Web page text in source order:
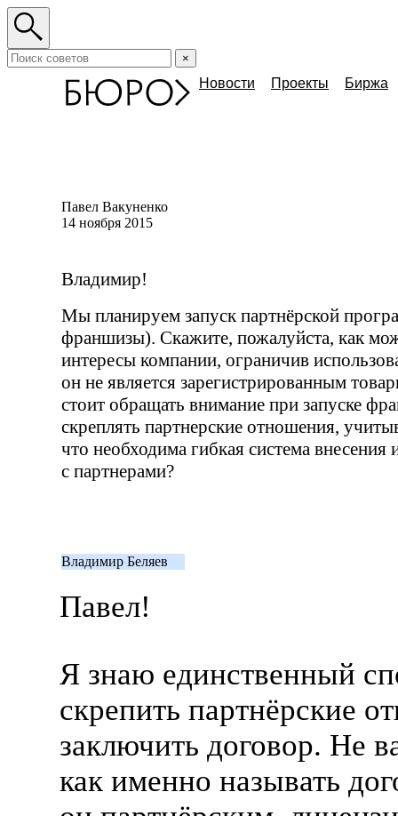
×
Новости Проекты Биржа
Павел Вакуненко
14 ноября 2015
Владимир!
Мы планируем запуск партнёрской
франшизы). Скажите, пожалуйста, как
интересы компании, ограничив
он не является зарегистрированным
стоит обращать внимание при запуске
скреплять партнерские отношения,
что необходима гибкая система внесения
с партнерами?
Владимир Беляев
Павел!
Я знаю единственный
скрепить партнёрские
заключить договор. Не
как именно называть